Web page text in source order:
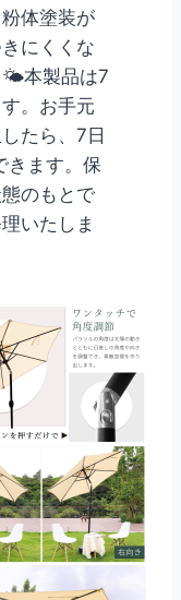
体塗装が
にくくな
🌤本製品は7
。お手元
たら、7日
きます。保
のもとで
いたしま